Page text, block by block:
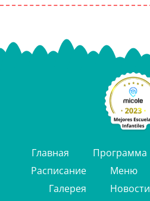
Главная Программа
Расписание
Меню
Галерея
Новости